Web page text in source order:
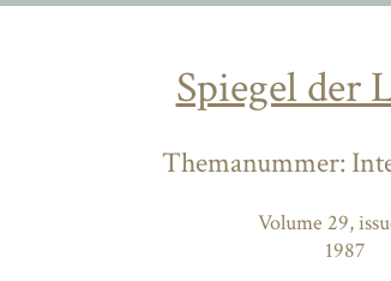
Spiegel der
Themanummer:
Volume 29,
1987